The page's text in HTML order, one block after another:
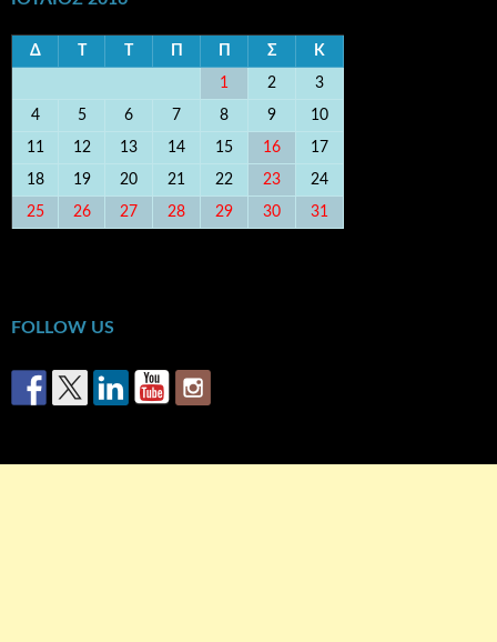
Δ Τ Τ Π Π Σ Κ
1 2 3
4 5 6 7 8 9 10
11 12 13 14 15 16 17
18 19 20 21 22 23 24
25 26 27 28 29 30 31
FOLLOW US